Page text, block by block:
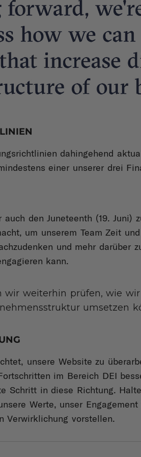
dahingehend
einer unserer drei
den Juneteenth (19. Juni)
um unserem Team Zeit
und mehr darüber
kann.
weiterhin prüfen, wie
umsetzen
unsere Website zu
im Bereich DEI
Schritt in diese Richtung.
Werte, unser
Verwirklichung vorstellen.